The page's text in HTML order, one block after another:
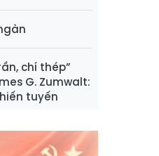
chí thép”
G. Zumwalt:
tuyến